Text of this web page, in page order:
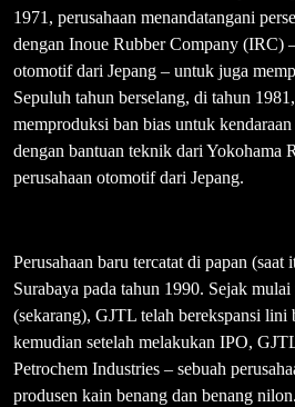
1971, perusahaan menandatangani
dengan Inoue Rubber Company (IRC)
otomotif dari Jepang – untuk juga
Sepuluh tahun berselang, di tahun
memproduksi ban bias untuk
dengan bantuan teknik dari Yokohama
perusahaan otomotif dari Jepang.
Perusahaan baru tercatat di papan
Surabaya pada tahun 1990. Sejak
(sekarang), GJTL telah berekspansi lini
kemudian setelah melakukan IPO,
Petrochem Industries – sebuah
produsen kain benang dan benang